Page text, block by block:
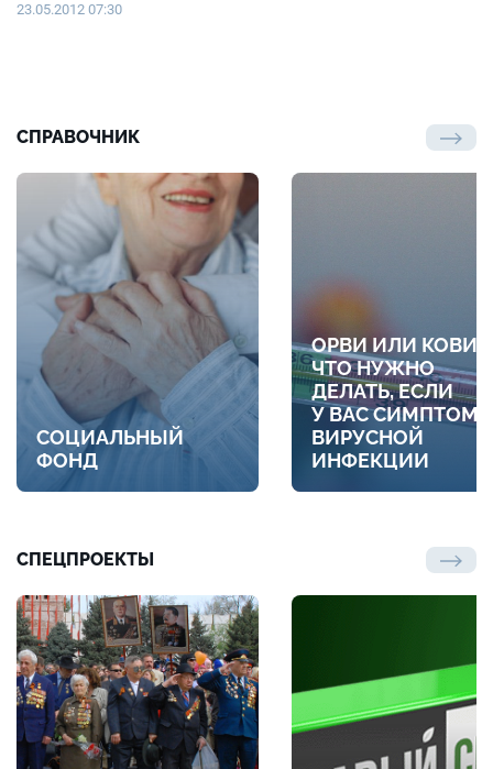
23.05.2012 07:30
СПРАВОЧНИК
СОЦИАЛЬНЫЙ
ФОНД
ОРВИ ИЛИ
ЧТО НУЖНО
ДЕЛАТЬ, ЕСЛИ
У ВАС
ВИРУСНОЙ
ИНФЕКЦИИ
СПЕЦПРОЕКТЫ